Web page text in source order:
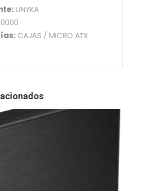
UNYKA
CAJAS / MICRO ATX